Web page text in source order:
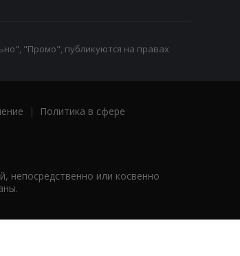
"Промо", публикуются на правах
|
Политика в сфере
непосредственно или косвенно